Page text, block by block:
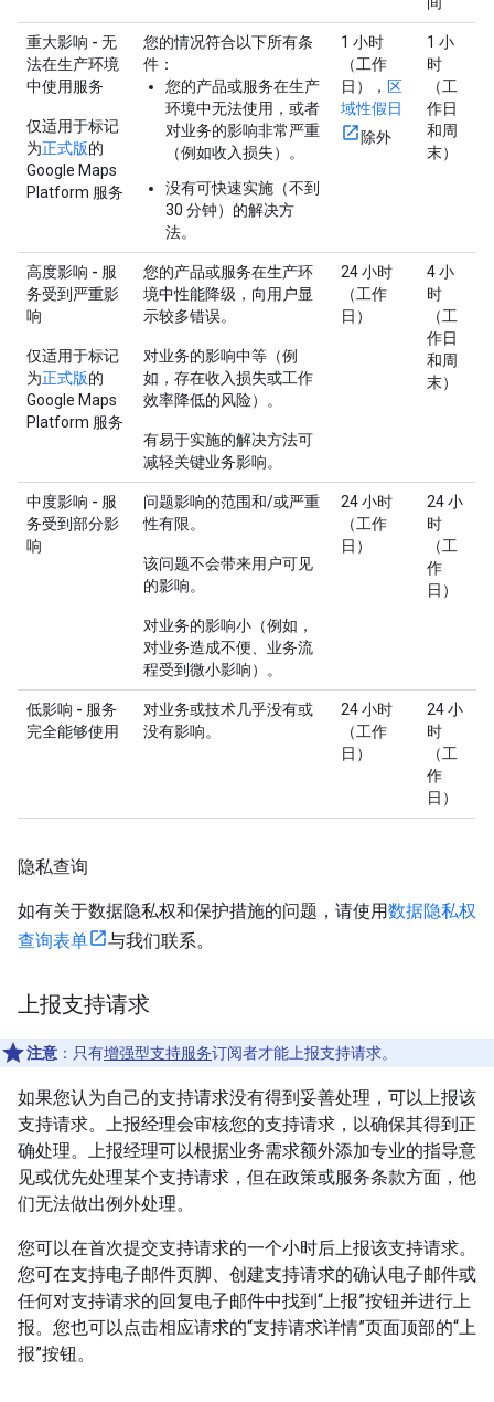
重大影响 - 无
法在生产环境
中使用服务
仅适用于标记
为正式版的
Google Maps
Platform 服务
您的情况符合以下所有条
件：
您的产品或服务在生产
环境中无法使用，或者
对业务的影响非常严重
（例如收入损失）。
没有可快速实施（不到
30 分钟）的解决方
法。
1 小时
（工作
日）， 区
域性假日
除外
1 小
时
（工
作日
和周
末）
高度影响 - 服
务受到严重影
响
仅适用于标记
为正式版的
Google Maps
Platform 服务
您的产品或服务在生产环
境中性能降级，向用户显
示较多错误。
对业务的影响中等（例
如，存在收入损失或工作
效率降低的风险）。
有易于实施的解决方法可
减轻关键业务影响。
24 小时
（工作
日）
4 小
时
（工
作日
和周
末）
中度影响 - 服
务受到部分影
响
问题影响的范围和/或严重
性有限。
该问题不会带来用户可见
的影响。
对业务的影响小（例如，
对业务造成不便、业务流
程受到微小影响）。
24 小时
（工作
日）
24 小
时
（工
作
日）
低影响 - 服务
完全能够使用
对业务或技术几乎没有或
没有影响。
24 小时
（工作
日）
24 小
时
（工
作
日）
隐私查询
如有关于数据隐私权和保护措施的问题，请使用数据隐私权
查询表单
与我们联系。
上报支持请求
注意 ：只有增强型支持服务订阅者才能上报支持请求。
如果您认为自己的支持请求没有得到妥善处理，可以上报该
支持请求。上报经理会审核您的支持请求，以确保其得到正
确处理。上报经理可以根据业务需求额外添加专业的指导意
见或优先处理某个支持请求，但在政策或服务条款方面，他
们无法做出例外处理。
您可以在首次提交支持请求的一个小时后上报该支持请求。
您可在支持电子邮件页脚、创建支持请求的确认电子邮件或
任何对支持请求的回复电子邮件中找到“上报”按钮并进行上
报。您也可以点击相应请求的“支持请求详情”页面顶部的“上
报”按钮。